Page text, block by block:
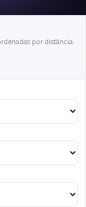
por distância.